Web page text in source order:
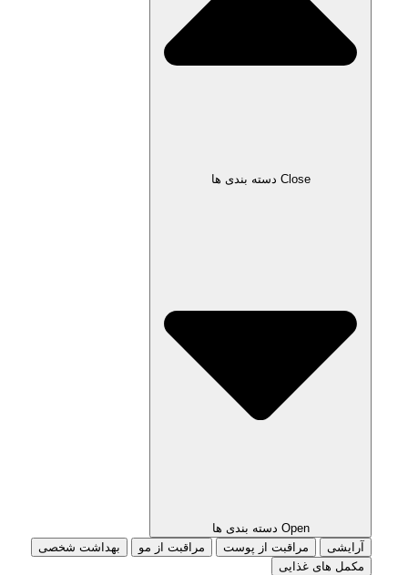
Close دسته بندی ها
Open دسته بندی ها
آرایشی
مراقبت از پوست مراقبت از مو
بهداشت شخصی
مکمل های غذایی